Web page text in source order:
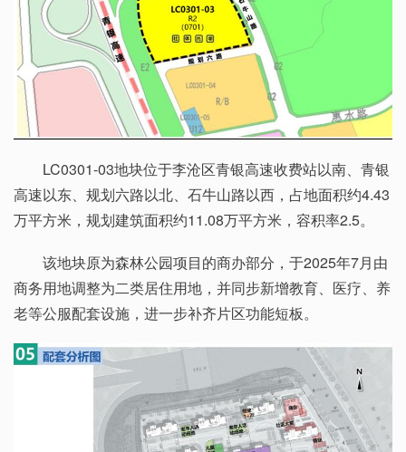
LC0301-03地块位于李沧区青银高速收费站以南、青银
高速以东、规划六路以北、石牛山路以西，占地面积约4.43
万平方米，规划建筑面积约11.08万平方米，容积率2.5。
该地块原为森林公园项目的商办部分，于2025年7月由
商务用地调整为二类居住用地，并同步新增教育、医疗、养
老等公服配套设施，进一步补齐片区功能短板。